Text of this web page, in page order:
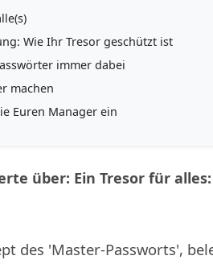
Wie Ihr Tresor geschützt ist
immer dabei
machen
Euren Manager ein
über: Ein Tresor für
des 'Master-Passworts',